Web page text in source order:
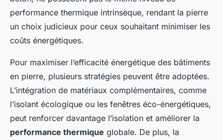
performance thermique intrinsèque, rendant la pierre
un choix judicieux pour ceux souhaitant minimiser les
coûts énergétiques.
Pour maximiser l’efficacité énergétique des bâtiments
en pierre, plusieurs stratégies peuvent être adoptées.
L’intégration de matériaux complémentaires, comme
l’isolant écologique ou les fenêtres éco-énergétiques,
peut renforcer davantage l’isolation et améliorer la
performance thermique globale. De plus, la